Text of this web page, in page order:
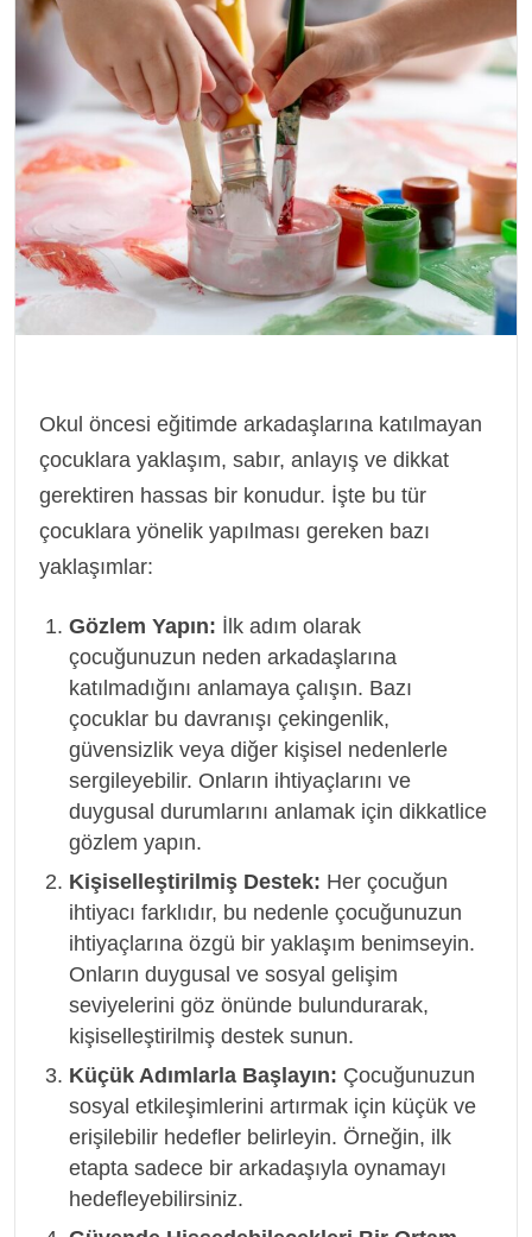
Okul öncesi eğitimde arkadaşlarına katılmayan
çocuklara yaklaşım, sabır, anlayış ve dikkat
gerektiren hassas bir konudur. İşte bu tür
çocuklara yönelik yapılması gereken bazı
yaklaşımlar:
Gözlem Yapın: İlk adım olarak
çocuğunuzun neden arkadaşlarına
katılmadığını anlamaya çalışın. Bazı
çocuklar bu davranışı çekingenlik,
güvensizlik veya diğer kişisel nedenlerle
sergileyebilir. Onların ihtiyaçlarını ve
duygusal durumlarını anlamak için dikkatlice
gözlem yapın.
Kişiselleştirilmiş Destek: Her çocuğun
ihtiyacı farklıdır, bu nedenle çocuğunuzun
ihtiyaçlarına özgü bir yaklaşım benimseyin.
Onların duygusal ve sosyal gelişim
seviyelerini göz önünde bulundurarak,
kişiselleştirilmiş destek sunun.
Küçük Adımlarla Başlayın: Çocuğunuzun
sosyal etkileşimlerini artırmak için küçük ve
erişilebilir hedefler belirleyin. Örneğin, ilk
etapta sadece bir arkadaşıyla oynamayı
hedefleyebilirsiniz.